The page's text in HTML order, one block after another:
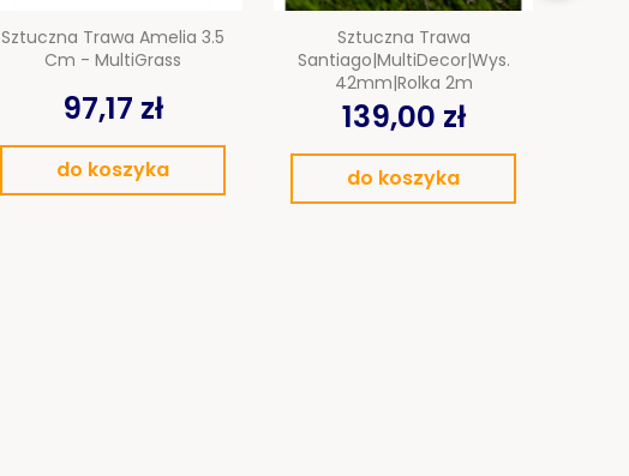
Sztuczna Trawa Amelia 3.5
Cm - MultiGrass
97,17 zł
do koszyka
Sztuczna Trawa
Santiago|MultiDecor|wys.
42mm|rolka 2m
139,00 zł
do koszyka